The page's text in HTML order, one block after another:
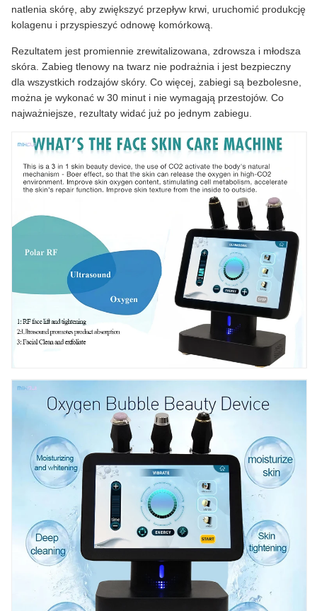
natlenia skórę, aby zwiększyć przepływ krwi, uruchomić produkcję
kolagenu i przyspieszyć odnowę komórkową.
Rezultatem jest promiennie zrewitalizowana, zdrowsza i młodsza
skóra. Zabieg tlenowy na twarz nie podrażnia i jest bezpieczny
dla wszystkich rodzajów skóry. Co więcej, zabiegi są bezbolesne,
można je wykonać w 30 minut i nie wymagają przestojów. Co
najważniejsze, rezultaty widać już po jednym zabiegu.